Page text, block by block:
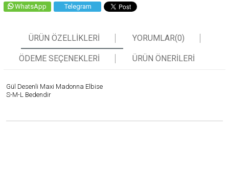
WhatsApp Telegram
ÜRÜN ÖZELLIKLERI YORUMLAR(0)
ÖDEME SEÇENEKLERI ÜRÜN ÖNERILERI
Gül Desenli Maxi Madonna Elbise
S-M-L Bedendir